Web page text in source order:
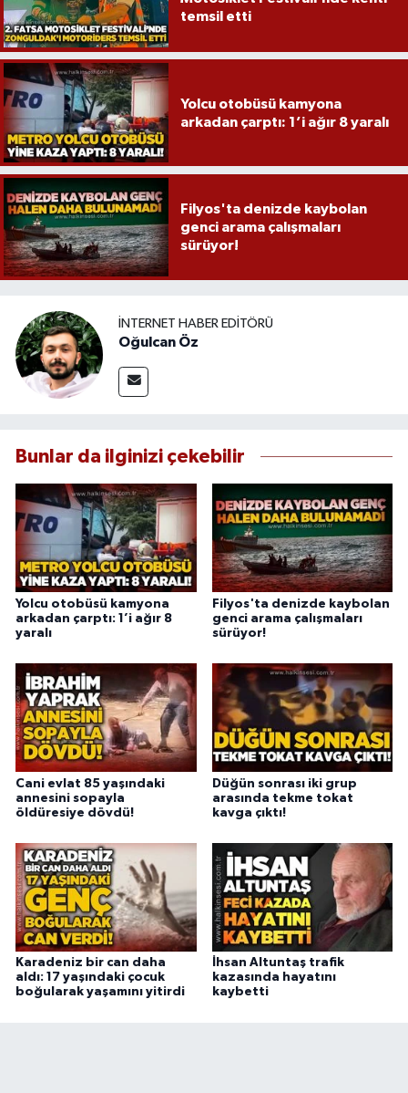
temsil etti
Yolcu otobüsü kamyona
arkadan çarptı: 1’i ağır 8 yaralı
Filyos'ta denizde kaybolan
genci arama çalışmaları
sürüyor!
İNTERNET HABER EDITÖRÜ
Oğulcan Öz
Bunlar da ilginizi çekebilir
Yolcu otobüsü kamyona
arkadan çarptı: 1’i ağır 8
yaralı
Filyos'ta denizde kaybolan
genci arama çalışmaları
sürüyor!
Cani evlat 85 yaşındaki
annesini sopayla
öldüresiye dövdü!
Düğün sonrası iki grup
arasında tekme tokat
kavga çıktı!
Karadeniz bir can daha
aldı: 17 yaşındaki çocuk
boğularak yaşamını yitirdi
İhsan Altuntaş trafik
kazasında hayatını
kaybetti